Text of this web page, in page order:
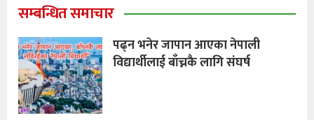
सम्बन्धित समाचार
पढ्न भनेर जापान आएका नेपाली
विद्यार्थीलाई बाँच्नकै लागि संघर्ष